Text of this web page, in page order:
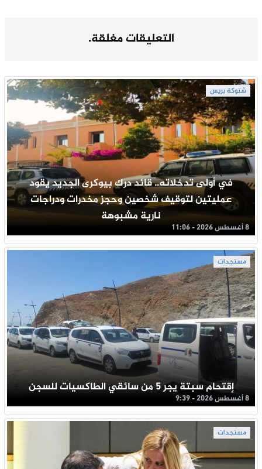
التعليقات مغلقة.
شتوكة بريس
في أولى تدخلاته.. قائد درك بيوكرى الجديد يقود
عمليتين لتوقيف شخصين وحجز مخدرات ودراجات
نارية مشبوهة
8 أغسطس 2026 - 11:06
مستجدات
إقتحام سبتة يجر 5 من سائقي الطاكسيات للسجن
8 أغسطس 2026 - 9:39
مستجدات